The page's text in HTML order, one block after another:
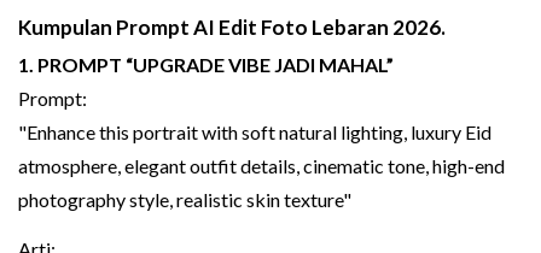
Kumpulan Prompt AI Edit Foto Lebaran 2026.
1. PROMPT “UPGRADE VIBE JADI MAHAL”
Prompt:
"Enhance this portrait with soft natural lighting, luxury Eid
atmosphere, elegant outfit details, cinematic tone, high-end
photography style, realistic skin texture"